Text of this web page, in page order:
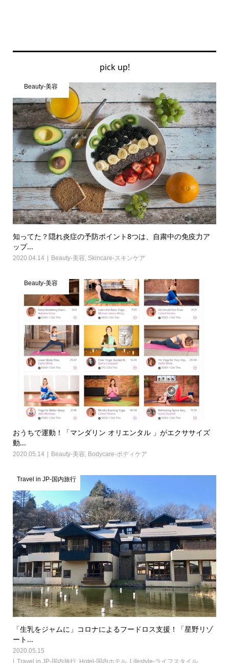
pick up!
Beauty-美容
知ってた？隠れ炎症の予防ポイント8つは、自粛中の免疫力ア
ップ...
2020.04.14 Beauty-美容 Skincare-スキンケア
Beauty-美容
おうちで運動！「マンダリン オリエンタル 」がエクササイズ
動...
2020.05.14 Beauty-美容, Bodycare-ボディケア
Travel in JP-国内旅行
「生乳をジャムに」コロナによるフードロス支援！「星野リゾ
ート...
2020.05.15
Travel in JP-国内旅行, Hotel-国内ホテル, Lifestyle-ライフスタイル